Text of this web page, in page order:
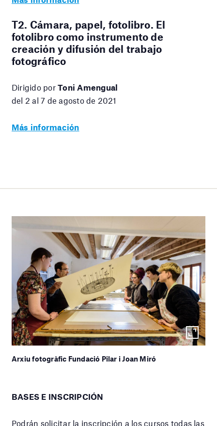
T2. Cámara, papel, fotolibro. El
fotolibro como instrumento de
creación y difusión del trabajo
fotográfico
Dirigido porToni Amengual
del 2 al 7 de agosto de 2021
Más información
Arxiu fotogràfic Fundació Pilar i Joan Miró
BASES E INSCRIPCIÓN
Podrán solicitar la inscripción a los cursos todas las